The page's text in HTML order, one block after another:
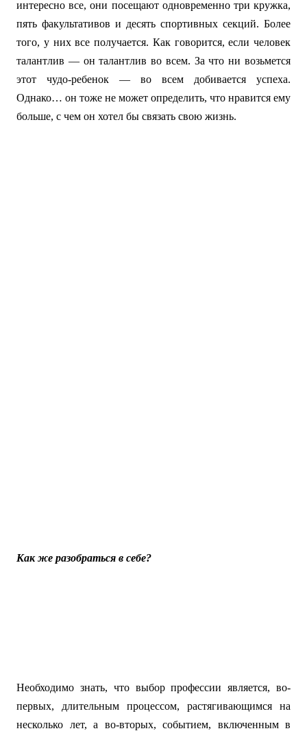
интересно все, они посещают одновременно три кружка,
пять факультативов и десять спортивных секций. Более
того, у них все получается. Как говорится, если человек
талантлив — он талантлив во всем. За что ни возьмется
этот чудо-ребенок — во всем добивается успеха.
Однако… он тоже не может определить, что нравится ему
больше, с чем он хотел бы связать свою жизнь.
Как же разобраться в себе?
Необходимо знать, что выбор профессии является, во-
первых, длительным процессом, растягивающимся на
несколько лет, а во-вторых, событием, включенным в